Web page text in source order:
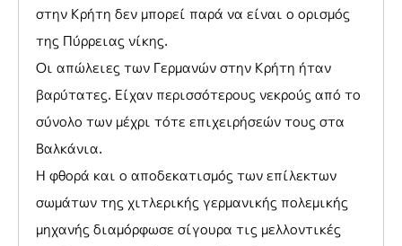
στην Κρήτη δεν μπορεί παρά να είναι ο ορισμός
της Πύρρειας νίκης.
Οι απώλειες των Γερμανών στην Κρήτη ήταν
βαρύτατες. Είχαν περισσότερους νεκρούς από το
σύνολο των μέχρι τότε επιχειρήσεών τους στα
Βαλκάνια.
Η φθορά και ο αποδεκατισμός των επίλεκτων
σωμάτων της χιτλερικής γερμανικής πολεμικής
μηχανής διαμόρφωσε σίγουρα τις μελλοντικές